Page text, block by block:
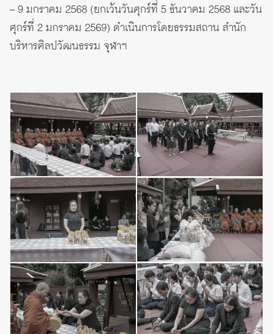
– 9 มกราคม 2568 (ยกเว้นวันศุกร์ที่ 5 ธันวาคม 2568 และวัน
ศุกร์ที่ 2 มกราคม 2569) ดำเนินการโดยธรรมสถาน สำนัก
บริหารศิลปวัฒนธรรม จุฬาฯ